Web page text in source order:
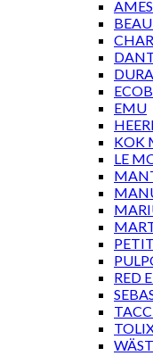
AMES
EMU
KOK
LE
RED